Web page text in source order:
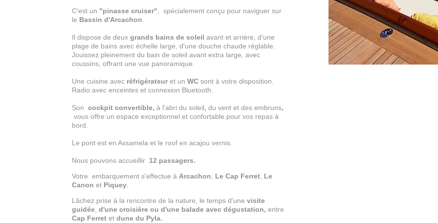
C'est un "pinasse cruiser" , spécialement conçu pour naviguer sur
le Bassin d'Arcachon
Il dispose de deux grands bains de soleil avant et arrière, d'une
plage de bains avec échelle large, d'une douche chaude réglable.
Jouissez pleinement du bain de soleil avant extra large, avec
coussins, offrant une vue panoramique.
Une cuisine avec réfrigérateuret un WC sont à votre disposition.
Radio avec enceintes et connexion Bluetooth.
Son cockpit convertible, à l'abri du soleil, du vent et des embruns,
vous offre un espace exceptionnel et confortable pour vos repas à
bord.
Le pont est en Assamela et le roof en acajou vernis.
Nous pouvons accueillir 12 passagers.
Votre embarquement s'effectue à Arcachon Le Cap Ferret Le
Canon et Piquey
Lâchez prise à la rencontre de la nature, le temps d'une visite
guidée d'une croisière ou d'une balade avec dégustation, entre
Cap Ferret et dune du Pyla.